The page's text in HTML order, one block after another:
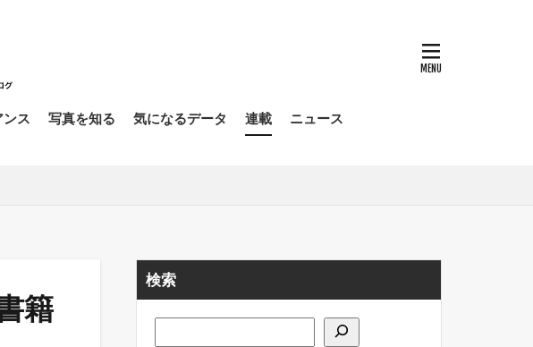
ス 写真を知る 気になるデータ 連載 ニュース
籍
検索